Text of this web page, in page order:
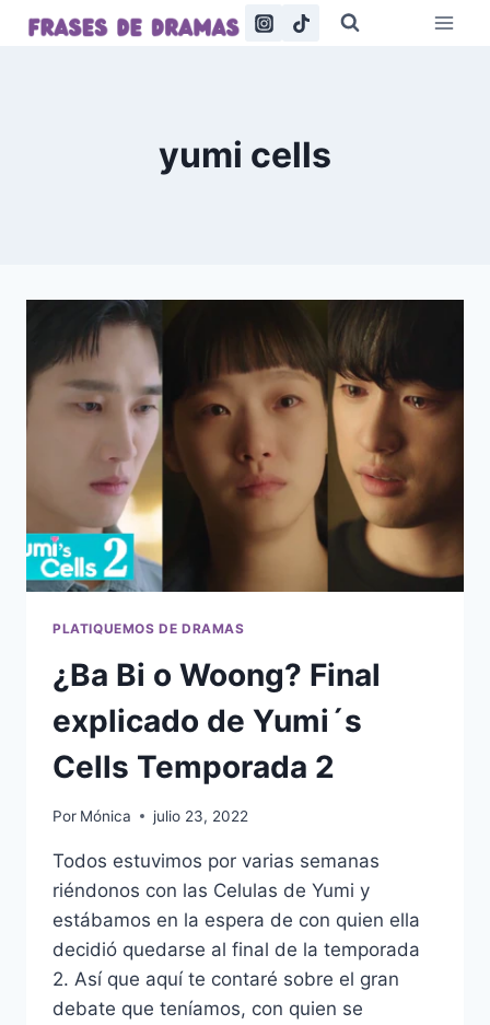
Saltar
yumi cells
PLATIQUEMOS DE DRAMAS
¿Ba Bi o Woong? Final
explicado de Yumi´s
Cells Temporada 2
Por Mónica julio 23, 2022
Todos estuvimos por varias semanas
riéndonos con las Celulas de Yumi y
estábamos en la espera de con quien ella
decidió quedarse al final de la temporada
2. Así que aquí te contaré sobre el gran
debate que teníamos, con quien se